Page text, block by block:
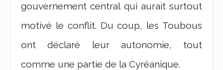
gouvernement central qui aurait surtout
motivé le conflit. Du coup, les Toubous
ont déclaré leur autonomie, tout
comme une partie de la Cyréanique.